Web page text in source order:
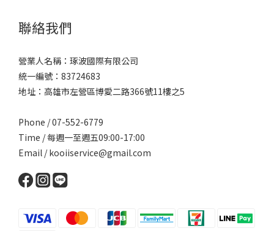
聯絡我們
營業人名稱：琢波國際有限公司
統一編號：83724683
地址：高雄市左營區博愛二路366號11樓之5
Phone / 07-552-6779
Time / 每週一至週五09:00-17:00
Email /kooiiservice@gmail.com